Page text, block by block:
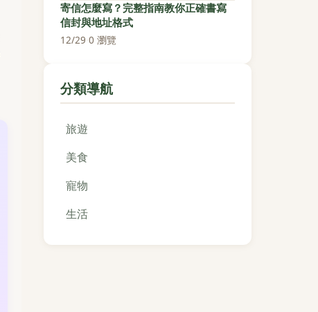
寄信怎麼寫？完整指南教你正確書寫
信封與地址格式
12/29·0 瀏覽
分類導航
旅遊
美食
寵物
生活